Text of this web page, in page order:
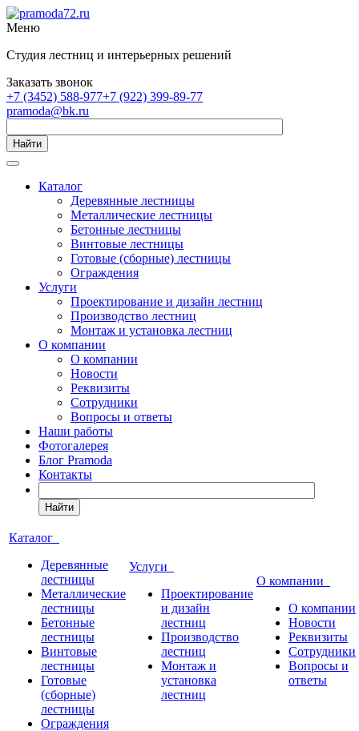
Меню
Студия лестниц и интерьерных решений
Заказать звонок
+7 (3452) 588-977+7 (922) 399-89-77
pramoda@bk.ru
Найти
Каталог
Деревянные лестницы
Металлические лестницы
Бетонные лестницы
Винтовые лестницы
Готовые (сборные) лестницы
Ограждения
Услуги
Проектирование и дизайн лестниц
Производство лестниц
Монтаж и установка лестниц
О компании
О компании
Новости
Реквизиты
Сотрудники
Вопросы и ответы
Наши работы
Фотогалерея
Блог Pramoda
Контакты
Найти
Каталог
Деревянные
лестницы
Металлические
лестницы
Бетонные
лестницы
Винтовые
лестницы
Готовые
(сборные)
лестницы
Ограждения
Услуги
Проектирование
и дизайн
лестниц
Производство
лестниц
Монтаж и
установка
лестниц
О компании
О компании
Новости
Реквизиты
Сотрудники
Вопросы и
ответы